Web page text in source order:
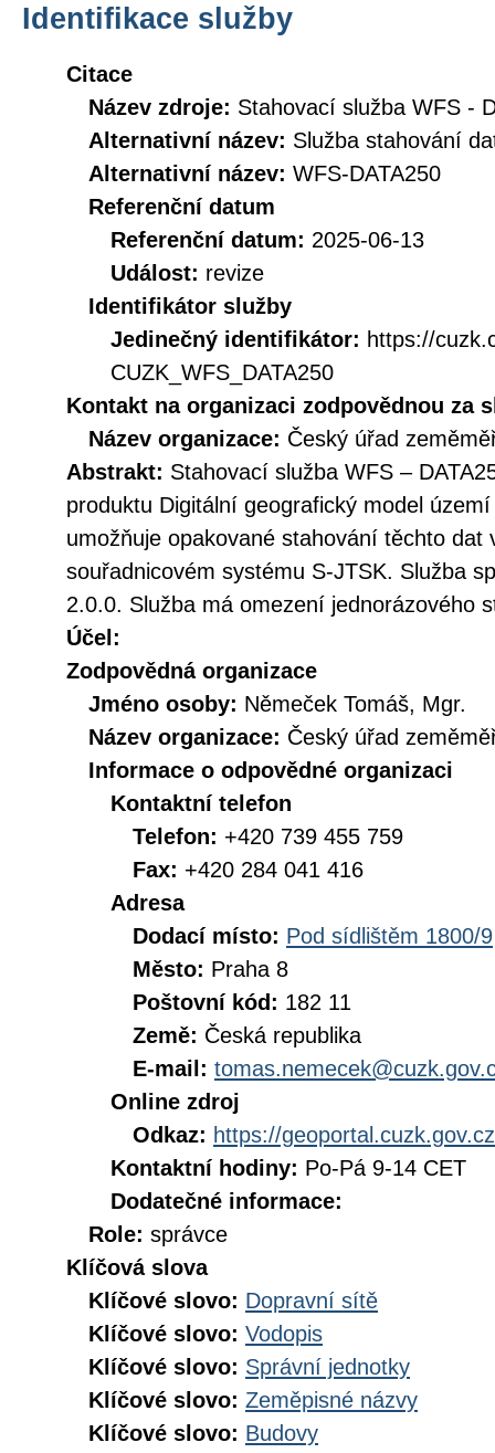
Identifikace služby
Citace
Název zdroje: Stahovací služba WFS -
Alternativní název: Služba stahování
Alternativní název: WFS-DATA250
Referenční datum
Referenční datum: 2025-06-13
Událost: revize
Identifikátor služby
Jedinečný identifikátor: https://
CUZK_WFS_DATA250
Kontakt na organizaci zodpovědnou za
Název organizace: Český úřad
Abstrakt: Stahovací služba WFS –
produktu Digitální geografický model
umožňuje opakované stahování těchto dat
souřadnicovém systému S-JTSK. Služba
2.0.0. Služba má omezení jednorázového
Účel:
Zodpovědná organizace
Jméno osoby: Němeček Tomáš, Mgr.
Název organizace: Český úřad
Informace o odpovědné organizaci
Kontaktní telefon
Telefon: +420 739 455 759
Fax: +420 284 041 416
Adresa
Dodací místo: Pod sídlištěm 1800/9
Město: Praha 8
Poštovní kód: 182 11
Země: Česká republika
E-mail:
Online zdroj
Odkaz: https://geoportal.cuzk.gov.cz
Kontaktní hodiny: Po-Pá 9-14 CET
Dodatečné informace:
Role: správce
Klíčová slova
Klíčové slovo: Dopravní sítě
Klíčové slovo: Vodopis
Klíčové slovo: Správní jednotky
Klíčové slovo: Zeměpisné názvy
Klíčové slovo: Budovy